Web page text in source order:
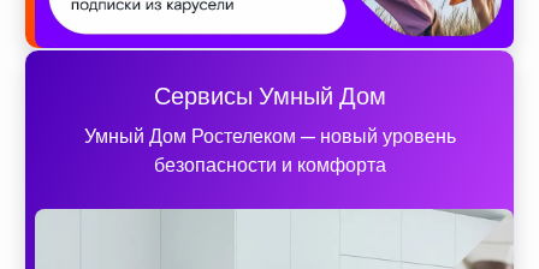
Сервисы Умный Дом
Умный Дом Ростелеком — новый уровень
безопасности и комфорта